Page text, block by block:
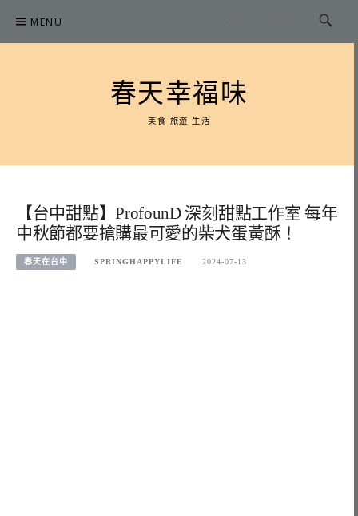
content
MENU
春天幸福味
美食 旅遊 生活
【台中甜點】ProfounD 深刻甜點工作室 每年
中秋節都要搶購最可愛的柴犬蛋黃酥！
春天在台中 SPRINGHAPPYLIFE 2024-07-13